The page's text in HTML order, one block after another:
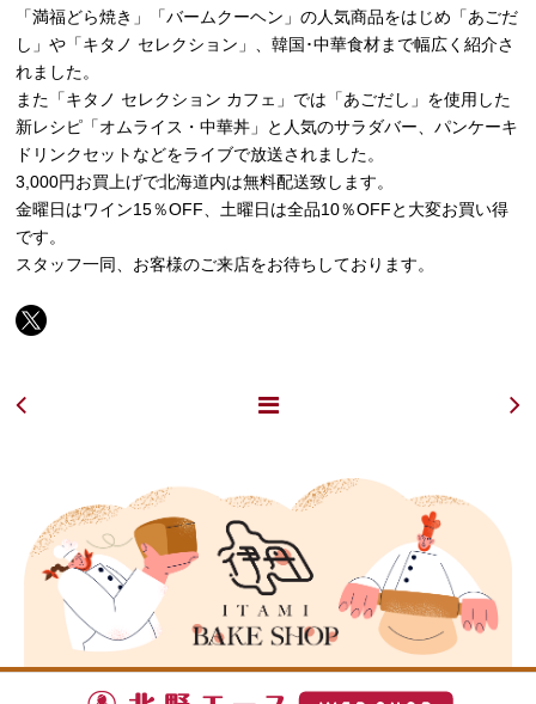
「満福どら焼き」「バームクーヘン」の人気商品をはじめ「あごだ
し」や「キタノ セレクション」、韓国･中華食材まで幅広く紹介さ
れました。
また「キタノ セレクション カフェ」では「あごだし」を使用した
新レシピ「オムライス・中華丼」と人気のサラダバー、パンケーキ
ドリンクセットなどをライブで放送されました。
3,000円お買上げで北海道内は無料配送致します。
金曜日はワイン15％OFF、土曜日は全品10％OFFと大変お買い得
です。
スタッフ一同、お客様のご来店をお待ちしております。